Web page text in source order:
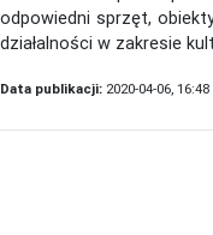
odpowiedni sprzęt,
działalności w zakresie
Data publikacji: 2020-04-06, 16:48